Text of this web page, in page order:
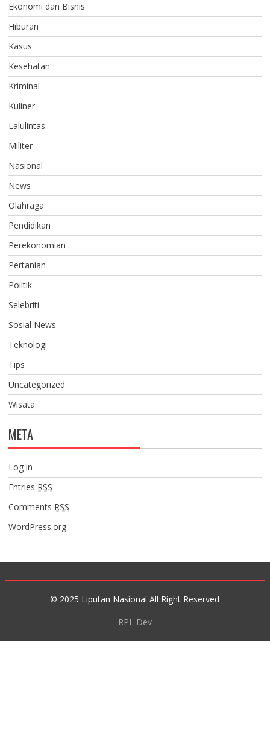
Ekonomi dan Bisnis
Hiburan
Kasus
Kesehatan
Kriminal
Kuliner
Lalulintas
Militer
Nasional
News
Olahraga
Pendidikan
Perekonomian
Pertanian
Politik
Selebriti
Sosial News
Teknologi
Tips
Uncategorized
Wisata
META
Log in
Entries RSS
Comments RSS
WordPress.org
© 2025 Liputan Nasional All Right Reserved
RPL Dev